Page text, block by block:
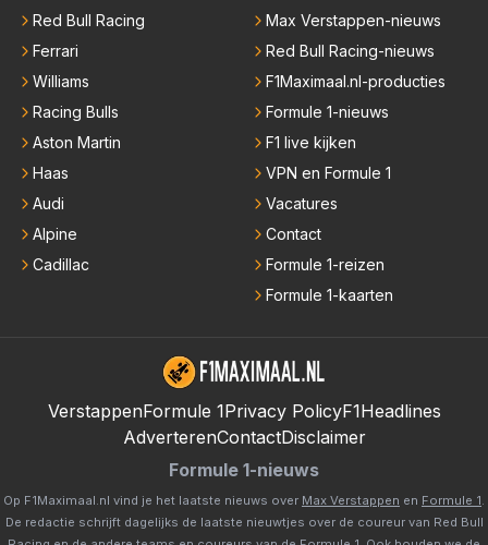
Red Bull Racing
Ferrari
Williams
Racing Bulls
Aston Martin
Haas
Audi
Alpine
Cadillac
Max Verstappen-nieuws
Red Bull Racing-nieuws
F1Maximaal.nl-producties
Formule 1-nieuws
F1 live kijken
VPN en Formule 1
Vacatures
Contact
Formule 1-reizen
Formule 1-kaarten
VerstappenFormule 1Privacy PolicyF1Headlines
AdverterenContactDisclaimer
Formule 1-nieuws
Op F1Maximaal.nl vind je het laatste nieuws over Max Verstappen en Formule 1
De redactie schrijft dagelijks de laatste nieuwtjes over de coureur van Red Bull